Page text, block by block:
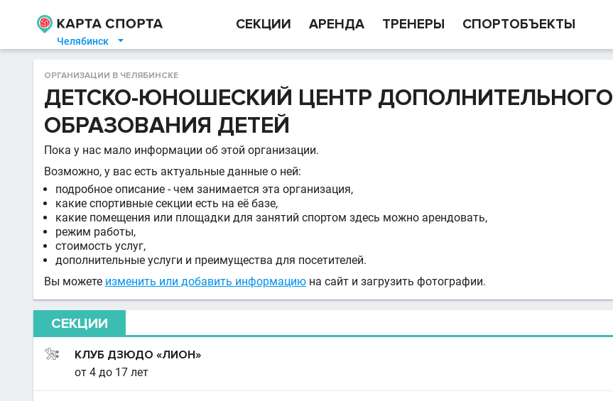
Челябинск 
СЕКЦИИ АРЕНДА ТРЕНЕРЫ СПОРТОБЪЕКТЫ
ОРГАНИЗАЦИИ В ЧЕЛЯБИНСКЕ
ДЕТСКО-ЮНОШЕСКИЙ ЦЕНТР ДОПОЛНИТЕЛЬНОГО
ОБРАЗОВАНИЯ ДЕТЕЙ
Пока у нас мало информации об этой организации.
Возможно, у вас есть актуальные данные о ней:
подробное описание - чем занимается эта организация,
какие спортивные секции есть на её базе,
какие помещения или площадки для занятий спортом здесь можно арендовать,
режим работы,
стоимость услуг,
дополнительные услуги и преимущества для посетителей.
Вы можете изменить или добавить информацию на сайт и загрузить фотографии.
СЕКЦИИ
КЛУБ ДЗЮДО «ЛИОН»
от 4 до 17 лет